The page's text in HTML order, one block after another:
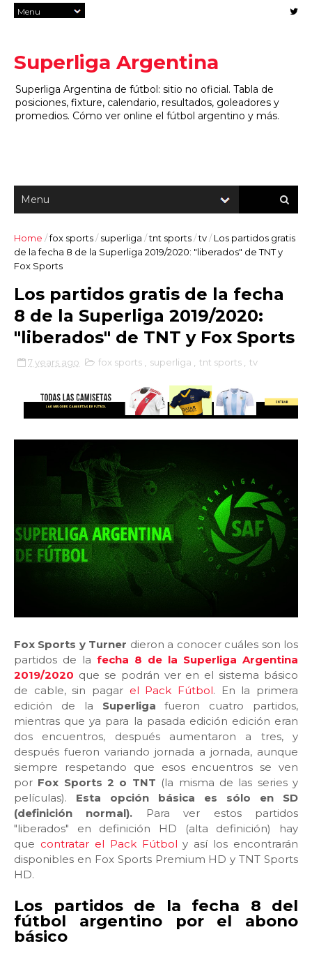
Superliga Argentina
Superliga Argentina de fútbol: sitio no oficial. Tabla de
posiciones, fixture, calendario, resultados, goleadores y
promedios. Cómo ver online el fútbol argentino y más.
Home /fox sports/superliga /tnt sports/tv/Los partidos gratis
de la fecha 8 de la Superliga 2019/2020: "liberados" de TNT y
Fox Sports
Los partidos gratis de la fecha
8 de la Superliga 2019/2020:
"liberados" de TNT y Fox Sports
7 years ago fox sports superliga tnt sports tv
Fox Sports y Turner dieron a conocer cuáles son los
partidos de la fecha 8 de la Superliga Argentina
2019/2020 que se podrán ver en el sistema básico
de cable, sin pagar el Pack Fútbol. En la primera
edición de la Superliga fueron cuatro partidos,
mientras que ya para la pasada edición edición eran
dos encuentros, después aumentaron a tres, y
después fueron variando jornada a jornada, aunque
siempre respetando que esos encuentros se ven
por Fox Sports 2 o TNT (la misma de las series y
películas). Esta opción básica es sólo en SD
(definición normal).
Para ver estos partidos
"liberados" en definición HD (alta definición) hay
que contratar el Pack Fútbol y así los encontrarán
disponibles en Fox Sports Premium HD y TNT Sports
HD.
Los partidos de la fecha 8 del
fútbol argentino por el abono
básico